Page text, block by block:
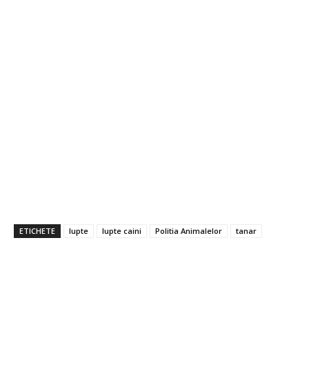
ETICHETE lupte lupte caini Politia Animalelor tanar